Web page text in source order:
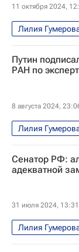
11 октября 2024,
Лилия
Константин
Совет
Путин
РАН по
8 августа 2024,
Лилия
Владимир
Российская
Сенатор РФ:
адекватной
31 июля 2024, 13:31
Лилия
Совет